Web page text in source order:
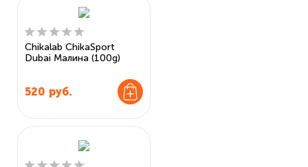
Chikalab ChikaSport
Dubai Малина (100g)
520 руб.